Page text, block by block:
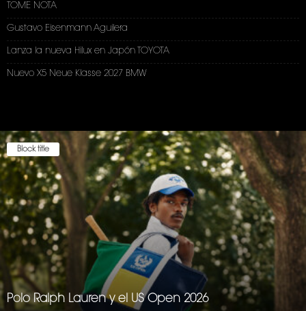
TOME NOTA
Gustavo Eisenmann Aguilera
Lanza la nueva Hilux en Japón TOYOTA
Nuevo X5 Neue Klasse 2027 BMW
Block title
Polo Ralph Lauren y el US Open 2026